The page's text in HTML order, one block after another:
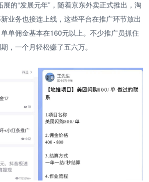
的“发展元年”，随着京东外卖正式推出，淘
业务也接连上线，这些平台在推广环节放出
单佣金基本在160元以上。不少推广员抓住
，一个月轻松赚了五六万。